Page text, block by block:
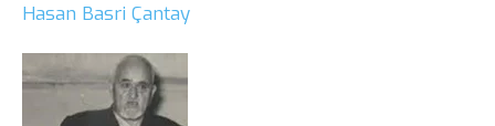
Hasan Basri Çantay